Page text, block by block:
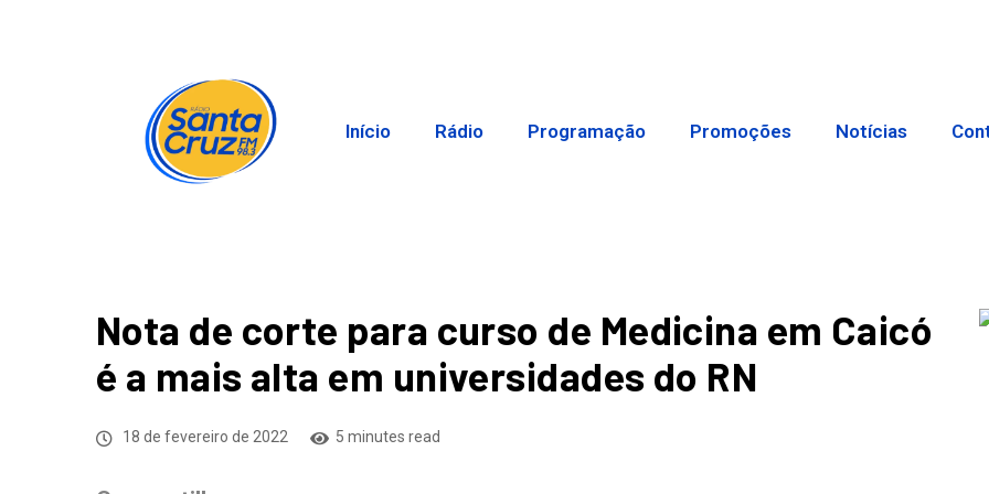
Início Rádio Programação Promoções Notícias
Nota de corte para curso de Medicina em Caicó
é a mais alta em universidades do RN
18 de fevereiro de 2022 5 minutes read